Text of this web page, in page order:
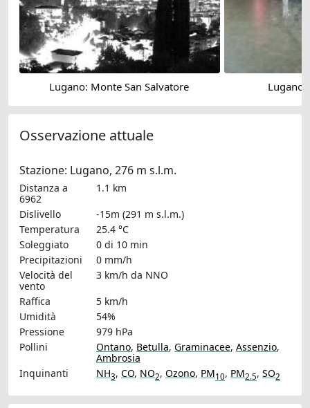
Lugano: Monte San Salvatore Lugano:
Osservazione attuale
Stazione: Lugano, 276 m s.l.m.
Distanza a
6962
1.1 km
Dislivello
-15m (291 m s.l.m.)
Temperatura
25.4 °C
Soleggiato
0 di 10 min
Precipitazioni
0 mm/h
Velocità del
vento
3 km/h da NNO
Raffica
5 km/h
Umidità
54%
Pressione
979 hPa
Pollini
Ontano, Betulla, Graminacee, Assenzio,
Ambrosia
Inquinanti
NH3, CO, NO2, Ozono, PM10, PM2.5, SO2